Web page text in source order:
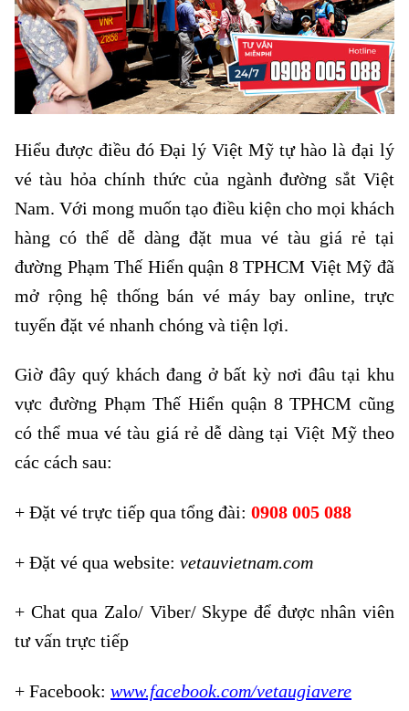
Hiểu được điều đó Đại lý Việt Mỹ tự hào là đại lý
vé tàu hỏa chính thức của ngành đường sắt Việt
Nam. Với mong muốn tạo điều kiện cho mọi khách
hàng có thể dễ dàng đặt mua vé tàu giá rẻ tại
đường Phạm Thế Hiển quận 8 TPHCM Việt Mỹ đã
mở rộng hệ thống bán vé máy bay online, trực
tuyến đặt vé nhanh chóng và tiện lợi.
Giờ đây quý khách đang ở bất kỳ nơi đâu tại khu
vực đường Phạm Thế Hiển quận 8 TPHCM cũng
có thể mua vé tàu giá rẻ dễ dàng tại Việt Mỹ theo
các cách sau:
+ Đặt vé trực tiếp qua tổng đài: 0908 005 088
+ Đặt vé qua website: vetauvietnam.com
+ Chat qua Zalo/ Viber/ Skype để được nhân viên
tư vấn trực tiếp
+ Facebook: www.facebook.com/vetaugiavere